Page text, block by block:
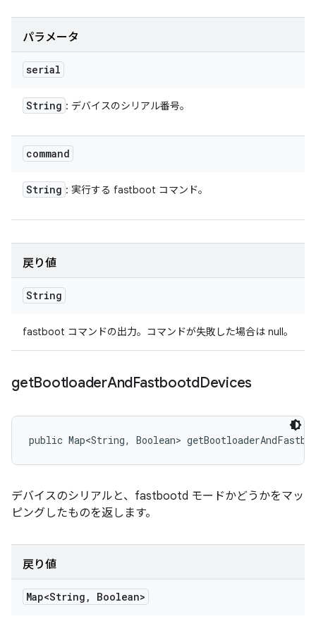
パラメータ
serial
String : デバイスのシリアル番号。
command
String : 実行する fastboot コマンド。
戻り値
String
fastboot コマンドの出力。コマンドが失敗した場合は null。
getBootloaderAndFastbootdDevices
public Map<String, Boolean>
デバイスのシリアルと、fastbootd モードかどうかをマッ
ピングしたものを返します。
戻り値
Map<String , Boolean>